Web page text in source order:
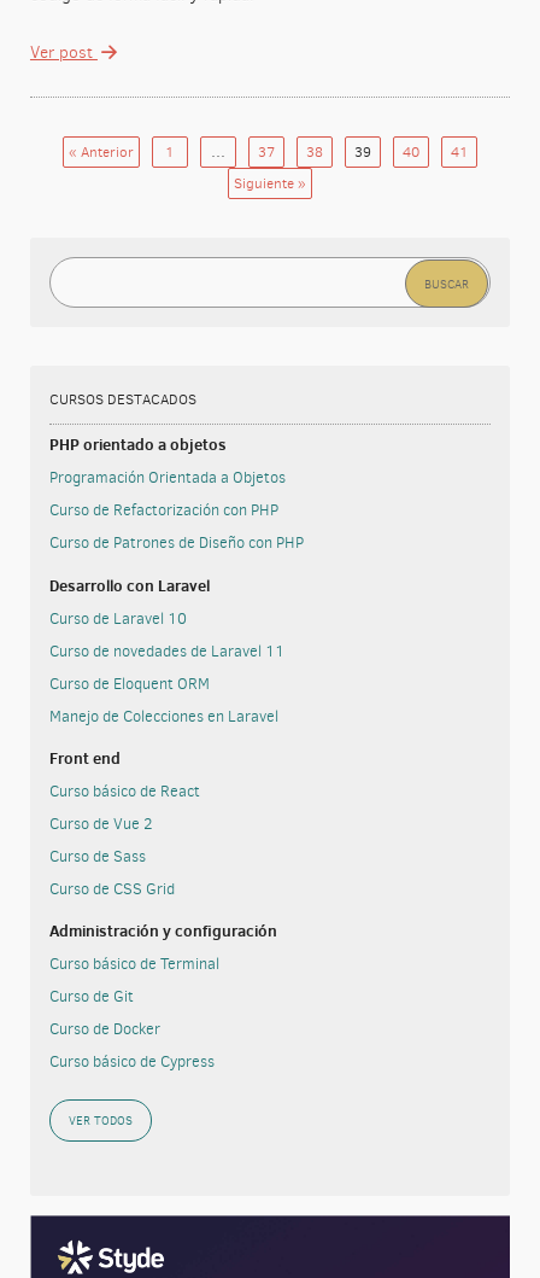
Ver post
« Anterior 1 … 37 38 39 40
41
Siguiente »
Buscar:
CURSOS DESTACADOS
PHP orientado a objetos
Programación Orientada a Objetos
Curso de Refactorización con PHP
Curso de Patrones de Diseño con PHP
Desarrollo con Laravel
Curso de Laravel 10
Curso de novedades de Laravel 11
Curso de Eloquent ORM
Manejo de Colecciones en Laravel
Front end
Curso básico de React
Curso de Vue 2
Curso de Sass
Curso de CSS Grid
Administración y configuración
Curso básico de Terminal
Curso de Git
Curso de Docker
Curso básico de Cypress
VER TODOS